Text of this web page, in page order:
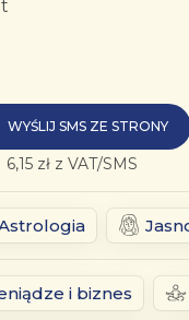
WYŚLIJ SMS ZE STRONY
6,15 zł z VAT/SMS
i biznes